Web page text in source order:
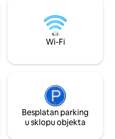
usluga
cijenu!
povezivanje,
Napomena: samo
kompostom.
Wi-Fi
Besplatan parking
u sklopu objekta